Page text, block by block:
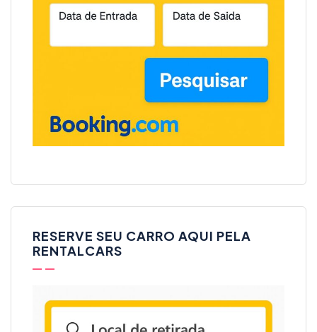
RESERVE SEU CARRO AQUI PELA
RENTALCARS